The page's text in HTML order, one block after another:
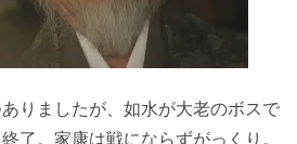
りましたが、如水が大老のボスで
了。家康は戦にならずがっくり。